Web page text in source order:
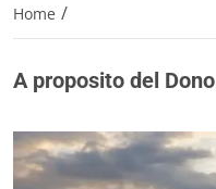
Home /
A proposito del Dono